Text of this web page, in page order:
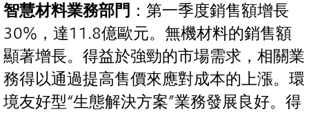
智慧材料業務部門 ：第一季度銷售額增長
30%，達11.8億歐元。無機材料的銷售額
顯著增長。得益於強勁的市場需求，相關業
務得以通過提高售價來應對成本的上漲。環
境友好型“生態解決方案”業務發展良好。得